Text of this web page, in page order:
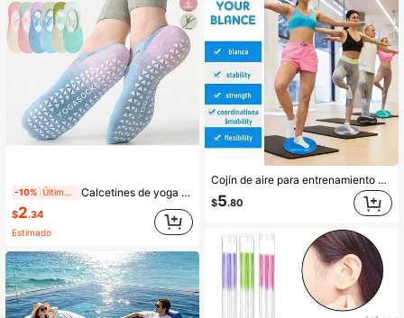
-10% Calcetines de yoga profesionales con degradado único, silicona antideslizante, diseño moderno, calcetines coloridos para mujer, adecuados para deportes, calcetines cortos de primavera/verano, calcetines náuticos, para interiores, fitness, múltiples lugares deportivos, cómodos y antideslizantes, calcetines deportivos de fitness, calcetines para interiores, calcetines de baile transpirables con silicona antideslizante.
$2.34
Estimado
Cojín de aire para entrenamiento de yoga profesional, Almohadilla de equilibrio de yoga, Cojín de masaje de yoga, Almohadilla inflable, Disco de equilibrio estable, Disco de equilibrio vestibular, Cojín oscilante, Disco de equilibrio de silla de balanceo sensorial, Entrenador de tobillo con pelota de masaje, Antideslizante/Grueso/Pelota de equilibrio, Esterilla de yoga suave, Cojín para asiento de oficina (el color de la bomba es aleatorio), Herramientas de yoga para el hogar, Equipo auxiliar, Unisex, Fácil de almacenar, Artículos esenciales para vacaciones, Esterilla de yoga, Equipo de gimnasia, Accesorios de gimnasio, Yoga, Artículos esenciales para vacaciones
$5.80